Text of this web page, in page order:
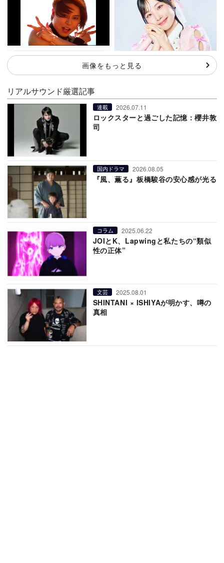
画像をもっと見る
リアルサウンド厳選記事
連載 2026.07.11
ロックスターと過ごした記憶：櫻井敦
司
国内ドラマ 2026.08.05
『風、薫る』板橋駿谷の安心感が光る
コラム 2025.06.22
JOIとK、Lapwingと私たちの“類似
性の正体”
文芸 2025.08.01
SHINTANI × ISHIYAが明かす、噂の
真相